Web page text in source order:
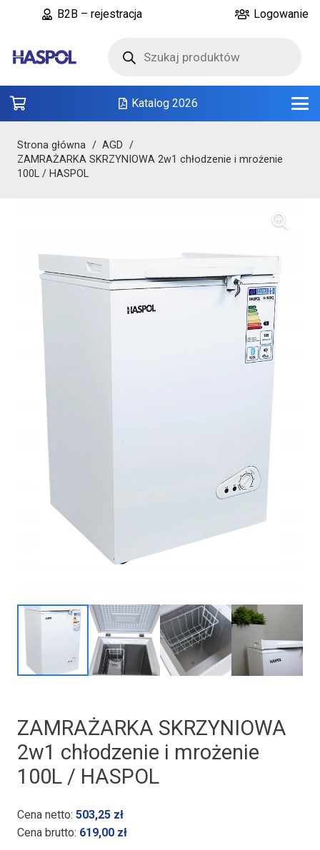
B2B – rejestracja Logowanie
produktów
Katalog 2026
Strona główna / AGD /
ZAMRAŻARKA SKRZYNIOWA 2w1 chłodzenie i mrożenie
100L / HASPOL
ZAMRAŻARKA SKRZYNIOWA
2w1 chłodzenie i mrożenie
100L / HASPOL
Cena netto: 503,25 zł
Cena brutto: 619,00 zł